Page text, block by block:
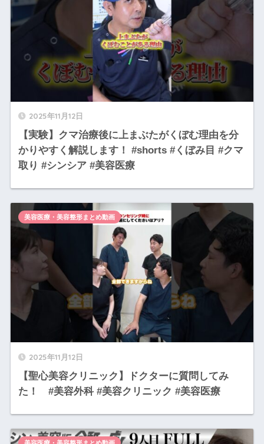
2025年11月12日
【実験】クマ治療後に上まぶたがくぼむ理由を分
かりやすく解説します！ #shorts #くぼみ目 #クマ
取り #シンシア #美容医療
2025年11月12日
【聖心美容クリニック】ドクターに質問してみ
た！ #美容外科 #美容クリニック #美容医療
美容医療・美容整形まとめ動画